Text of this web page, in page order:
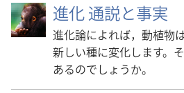
進化 通説と事実
進化論によれば，動植物
新しい種に変化します。
あるのでしょうか。